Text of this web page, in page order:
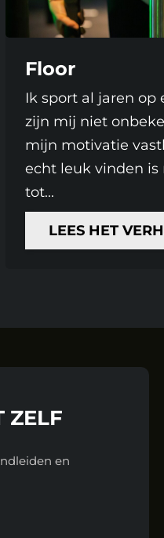
Floor
Ik sport al jaren op
zijn mij niet
mijn motivatie
echt leuk vinden
tot...
LEES HET
ZELF
en